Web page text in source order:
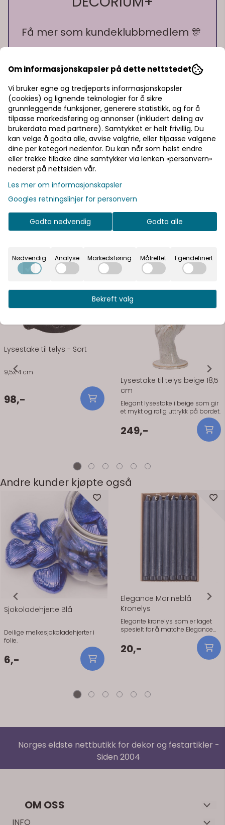
Få mer som kundeklubbmedlem 🎊
🎁 15% rabatt på ett kjøp
Pst! Husk å logge inn!
Bli medlem - få gratis frakt fra 700 kr
Informasjon
9,5*4
Se flere varianter
Lysestake til telys - Sort
9,5x 4 cm
På lager
98,-
Lysestake til telys beige 18,5
cm
Elegant lysestake i beige som gir
et mykt og rolig uttrykk på bordet.
På lager
249,-
Andre kunder kjøpte også
Sjokoladehjerte Blå
Deilige melkesjokoladehjerter i
folie.
6,-
Elegance Marineblå
Kronelys
Elegante kronelys som er laget
spesielt for å matche Elegance
servietter. Lysene er 28 cm lange
og 2,2 cm brede (standard
kronelysstørrelse). Pris er per
stykk.Elegante kronelys som er
(standard kronelysstørrelse). Pris
På lager
20,-
Norges eldste nettbutikk for dekor og festartikler -
Siden 2004
OM OSS
Velkommen til Decorium – Norges første nettbutikk for dekor
INFO
Om informasjonskapsler på dette nettstedet
Vi bruker egne og tredjeparts informasjonskapsler
(cookies) og lignende teknologier for å sikre
grunnleggende funksjoner, generere statistikk, og for å
tilpasse markedsføring og annonser (inkludert deling av
brukerdata med partnere). Samtykket er helt frivillig. Du
kan velge å godta alle, avvise valgfrie, eller tilpasse valgene
dine per kategori nedenfor. Du kan når som helst endre
eller trekke tilbake dine samtykker via lenken «personvern»
nederst på nettsiden vår.
Les mer om informasjonskapsler
Googles retningslinjer for personvern
Godta nødvendig Godta alle
Nødvendig Analyse Markedsføring Målrettet Egendefinert
Bekreft valg